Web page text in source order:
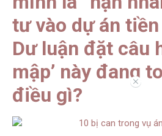
tư vào dự án
Dư luận đặt câu
mập’ này đang
điều gì?
//